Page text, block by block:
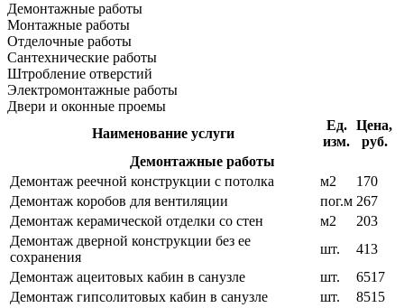
Демонтажные работы
Монтажные работы
Отделочные работы
Сантехнические работы
Штробление отверстий
Электромонтажные работы
Двери и оконные проемы
Наименование услуги
Ед.
изм.
Цена,
руб.
Демонтажные работы
Демонтаж реечной конструкции с потолка
м2
170
Демонтаж коробов для вентиляции
пог.м 267
Демонтаж керамической отделки со стен
м2
203
Демонтаж дверной конструкции без ее
сохранения
шт.
413
Демонтаж ацеитовых кабин в санузле
шт.
6517
Демонтаж гипсолитовых кабин в санузле
шт.
8515